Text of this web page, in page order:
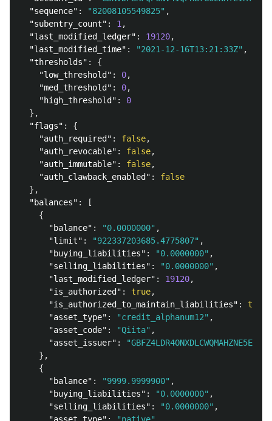
"sequence" : "82008105549825" ,
"subentry_count" : 1 ,
"last_modified_ledger" : 19120,
"last_modified_time" : "2021-12-16T13:21:33Z" ,
"thresholds" :
{
"low_threshold" : 0,
"med_threshold" : 0,
"high_threshold" :
0
},
"flags" :
{
"auth_required" : false,
"auth_revocable" : false,
"auth_immutable" : false,
"auth_clawback_enabled" :
false
},
"balances" :
[
{
"balance" : "0.0000000" ,
"limit" : "922337203685.4775807" ,
"buying_liabilities" : "0.0000000" ,
"selling_liabilities" : "0.0000000" ,
"last_modified_ledger" : 19120,
"is_authorized" : true,
"is_authorized_to_maintain_liabilities" : true
"asset_type" : "credit_alphanum12" ,
"asset_code" : "Qiita" ,
"asset_issuer" :
},
{
"balance" : "9999.9999900" ,
"buying_liabilities" : "0.0000000" ,
"selling_liabilities" : "0.0000000" ,
"asset_type" : "native"